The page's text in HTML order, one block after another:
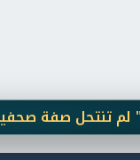
صفة صحفية..